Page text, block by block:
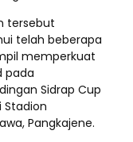
tersebut
telah beberapa
memperkuat
pada
Sidrap Cup
Stadion
Pangkajene.